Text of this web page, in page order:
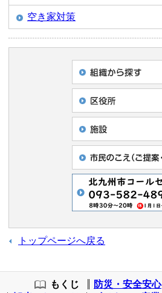
空き家対策
トップページへ戻る
もくじ 防災・安全安心